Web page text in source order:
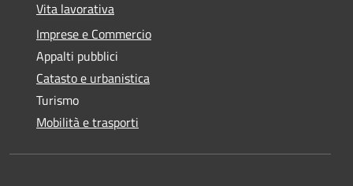
Vita lavorativa
Imprese e Commercio
Appalti pubblici
Catasto e urbanistica
Turismo
Mobilità e trasporti